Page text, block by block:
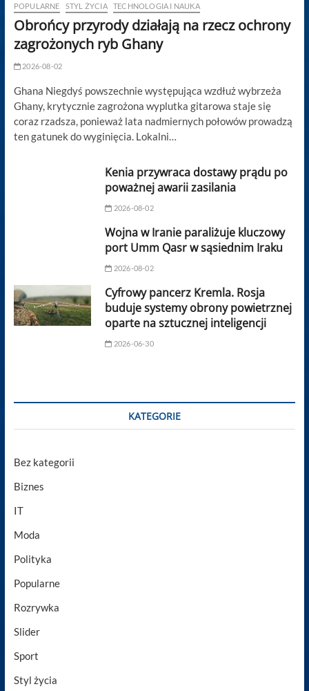
POPULARNE STYL ŻYCIA TECHNOLOGIA I NAUKA
Obrońcy przyrody działają na rzecz ochrony
zagrożonych ryb Ghany
2026-08-02
Ghana Niegdyś powszechnie występująca wzdłuż wybrzeża
Ghany, krytycznie zagrożona wyplutka gitarowa staje się
coraz rzadsza, ponieważ lata nadmiernych połowów prowadzą
ten gatunek do wyginięcia. Lokalni…
Kenia przywraca dostawy prądu po
poważnej awarii zasilania
2026-08-02
Wojna w Iranie paraliżuje kluczowy
port Umm Qasr w sąsiednim Iraku
2026-08-02
Cyfrowy pancerz Kremla. Rosja
buduje systemy obrony powietrznej
oparte na sztucznej inteligencji
2026-06-30
KATEGORIE
Bez kategorii
Biznes
IT
Moda
Polityka
Popularne
Rozrywka
Slider
Sport
Styl życia